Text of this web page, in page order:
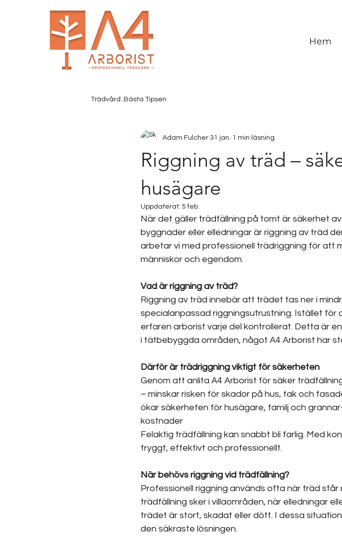
Hem
Trädvård: Bästa Tipsen
Riggning av träd –
husägare
Adam Fulcher 31 jan. 1 min läsning
Uppdaterat: 5 feb.
När det gäller trädfällning på tomt är säkerhet
byggnader eller elledningar är riggning av träd
arbetar vi med professionell trädriggning för att
människor och egendom.
Vad är riggning av träd?
Riggning av träd innebär att trädet tas ner i
specialanpassad riggningsutrustning. Istället
erfaren arborist varje del kontrollerat. Detta är
i tätbebyggda områden, något A4 Arborist har
Därför är trädriggning viktigt för säkerheten
Genom att anlita A4 Arborist för säker
– minskar risken för skador på hus, tak och
ökar säkerheten för husägare, familj och
kostnader
Felaktig trädfällning kan snabbt bli farlig. Med
tryggt, effektivt och professionellt.
När behövs riggning vid trädfällning?
Professionell riggning används ofta när träd står
trädfällning sker i villaområden, när elledningar
trädet är stort, skadat eller dött. I dessa
den säkraste lösningen.